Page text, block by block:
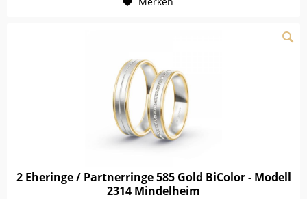
2 Eheringe / Partnerringe 585 Gold BiColor - Modell
2314 Mindelheim